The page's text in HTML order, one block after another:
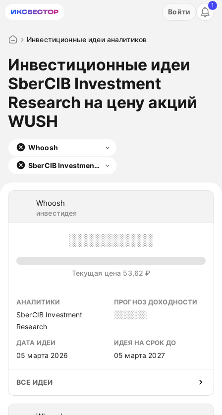
Акция: бесплатный пробный период на 3 дня!
Войти
1
Инвестиционные идеи аналитиков
Инвестиционные идеи
SberCIB Investment
Research на цену акций
WUSH
Whoosh
SberCIB Investment
Whoosh
инвестидея
░░░░░░░░░░
Текущая цена 53,62 ₽
АНАЛИТИКИ
SberCIB Investment
Research
ПРОГНОЗ ДОХОДНОСТИ
░░░░░░
ДАТА ИДЕИ
05 марта 2026
ИДЕЯ НА СРОК ДО
05 марта 2027
ВСЕ ИДЕИ